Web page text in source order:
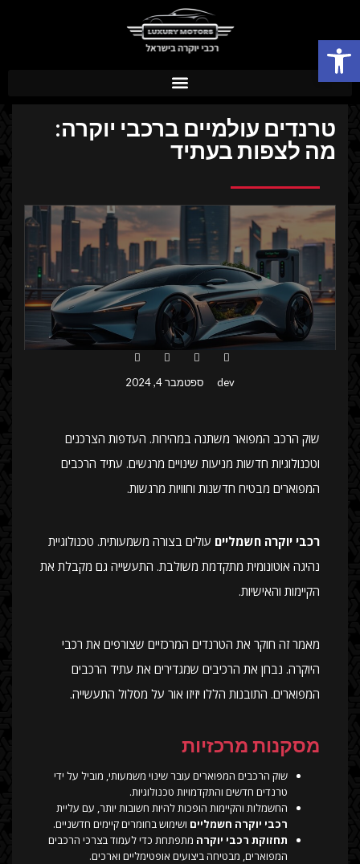
פתח סרגל נגישות
טרנדים עולמיים ברכבי יוקרה:
מה לצפות בעתיד
dev ספטמבר 4, 2024
שוק הרכב המפואר משתנה במהירות. העדפות הצרכנים
וטכנולוגיות חדשות מניעות שינויים מרגשים. עתיד הרכבים
המפוארים מבטיח חדשנות וחוויות מרגשות.
רכבי יוקרה חשמליים עולים בצורה משמעותית. טכנולוגיית
נהיגה אוטונומית מתקדמת משולבת. התעשייה גם מקבלת את
הקיימות והאישיות.
מאמר זה חוקר את הטרנדים המרכזיים שצורפים את רכבי
היוקרה. נבחן את הרכיבים שמגדירים את עתיד הרכבים
המפוארים. התובנות הללו יזיזו אור על מסלול התעשייה.
מסקנות מרכזיות
שוק הרכבים המפוארים עובר שינוי משמעותי, מוביל על ידי
טרנדים חדשים והתקדמויות טכנולוגיות.
החשמלות והקיימות הופכות להיות חשובות יותר, עם עליית
רכבי יוקרה חשמליים ושימוש בחומרים קיימים חדשניים.
תחזוקת רכבי יוקרה מתפתחת כדי לעמוד בצרכי הרכבים
המפוארים, מבטיחה ביצועים אופטימליים וארכים.